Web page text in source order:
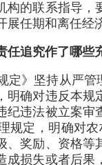
构的联系指导
展任期和离任经
任追究作了哪些
定》坚持从严
明确对违反本
纪违法被立案
规定，明确对
、奖励、资格
成损失或者后